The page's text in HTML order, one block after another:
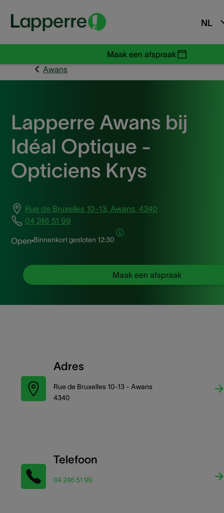
NL
Maak een afspraak
Awans
Lapperre Awans bij
Idéal Optique -
Opticiens Krys
Rue de Bruxelles 10-13, Awans, 4340
04 246 51 99
Open Binnenkort gesloten 12:30
Maak een afspraak
Adres
Rue de Bruxelles 10-13 - Awans
4340
Telefoon
04 246 51 99